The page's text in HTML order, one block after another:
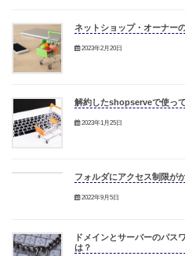
ネットショップ・オーナー
2023年2月20日
解約したshopserveで使っ
2023年1月25日
フォルダにアクセス制限が
2022年9月5日
ドメインとサーバーのパス
は？